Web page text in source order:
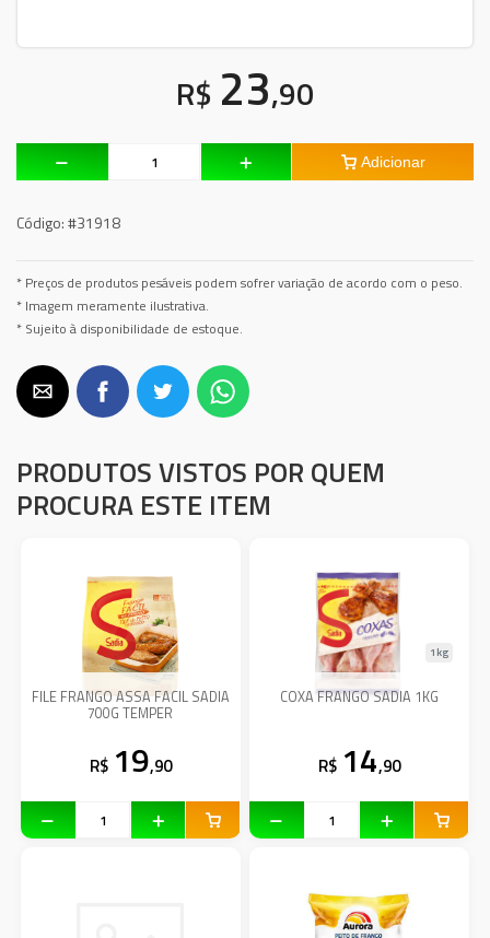
R$ 23,90
Adicionar
Código:#31918
* Preços de produtos pesáveis podem sofrer variação de acordo com o peso.
* Imagem meramente ilustrativa.
* Sujeito à disponibilidade de estoque.
PRODUTOS VISTOS POR QUEM
PROCURA ESTE ITEM
FILE FRANGO ASSA FACIL SADIA
700G TEMPER
R$ 19,90
COXA FRANGO SADIA 1KG
1kg
R$ 14,90